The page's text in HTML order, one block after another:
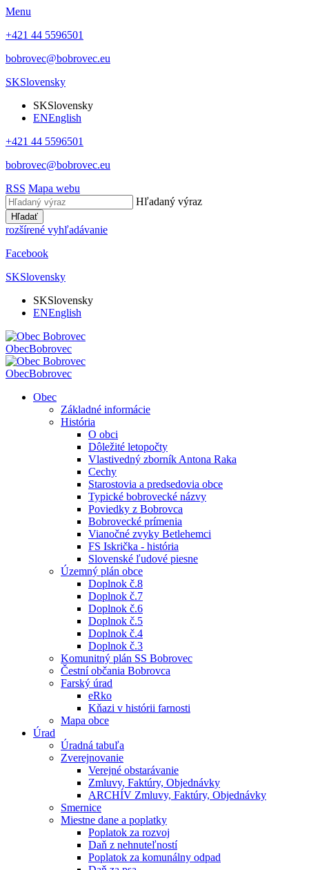
Menu
+421 44 5596501
bobrovec@bobrovec.eu
SKSlovensky
SKSlovensky
ENEnglish
+421 44 5596501
bobrovec@bobrovec.eu
RSS Mapa webu
Hľadaný výraz
Hľadať
rozšírené vyhľadávanie
Facebook
SKSlovensky
SKSlovensky
ENEnglish
ObecBobrovec
ObecBobrovec
Obec
Základné informácie
História
O obci
Dôležité letopočty
Vlastivedný zborník Antona Raka
Cechy
Starostovia a predsedovia obce
Typické bobrovecké názvy
Poviedky z Bobrovca
Bobrovecké prímenia
Vianočné zvyky Betlehemci
FS Iskrička - história
Slovenské ľudové piesne
Územný plán obce
Doplnok č.8
Doplnok č.7
Doplnok č.6
Doplnok č.5
Doplnok č.4
Doplnok č.3
Komunitný plán SS Bobrovec
Čestní občania Bobrovca
Farský úrad
eRko
Kňazi v histórii farnosti
Mapa obce
Úrad
Úradná tabuľa
Zverejnovanie
Verejné obstarávanie
Zmluvy, Faktúry, Objednávky
ARCHÍV Zmluvy, Faktúry, Objednávky
Smernice
Miestne dane a poplatky
Poplatok za rozvoj
Daň z nehnuteľností
Poplatok za komunálny odpad